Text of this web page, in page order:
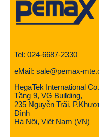
Tel: 024-6687-2330
eMail: sale@pemax-
HegaTek International
Tầng 9, VG Building,
235 Nguyễn Trãi,
Đình
Hà Nội, Việt Nam (VN)